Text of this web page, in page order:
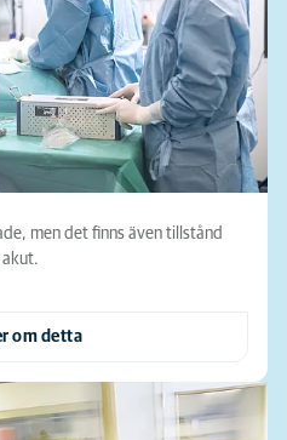
men det finns även tillstånd
om detta